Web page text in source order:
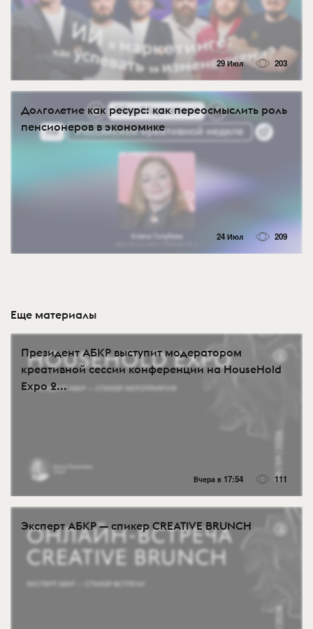
29 Июл 203
Долголетие как ресурс: как переосмыслить роль
пенсионеров в экономике
24 Июл 209
Еще материалы
Президент АБКР выступит модератором
креативной сессии конференции на HouseHold
Expo 2...
Вчера в 17:54 111
Эксперт АБКР — спикер CREATIVE BRUNCH